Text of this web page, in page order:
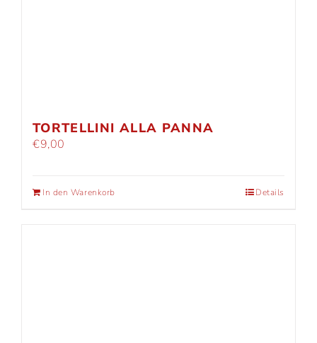
TORTELLINI ALLA PANNA
€9,00
In den Warenkorb Details